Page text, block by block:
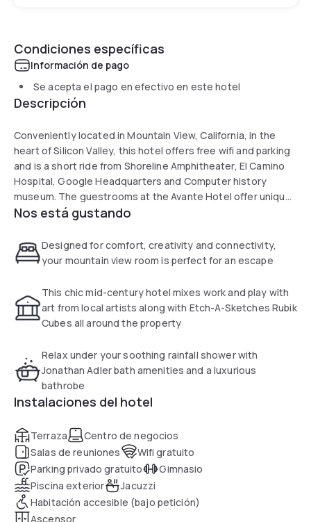
Condiciones específicas
Información de pago
Se acepta el pago en efectivo en este hotel
Descripción
Conveniently located in Mountain View, California, in the
heart of Silicon Valley, this hotel offers free wifi and parking
and is a short ride from Shoreline Amphitheater, El Camino
Hospital, Google Headquarters and Computer history
museum. The guestrooms at the Avante Hotel offer unique
amenities such as moveable furniture and toy boxes with
the pool area add ample relaxation to your work trip or
vacation. Smart amenities like effortless connectivity, ample
Nos está gustando
Designed for comfort, creativity and connectivity,
your mountain view room is perfect for an escape
This chic mid-century hotel mixes work and play with
art from local artists along with Etch-A-Sketches Rubik
Cubes all around the property
Relax under your soothing rainfall shower with
Jonathan Adler bath amenities and a luxurious
bathrobe
Instalaciones del hotel
Terraza
Centro de negocios
Salas de reuniones
Wifi gratuito
Parking privado gratuito
Gimnasio
Piscina exterior
Jacuzzi
Habitación accesible (bajo petición)
Ascensor